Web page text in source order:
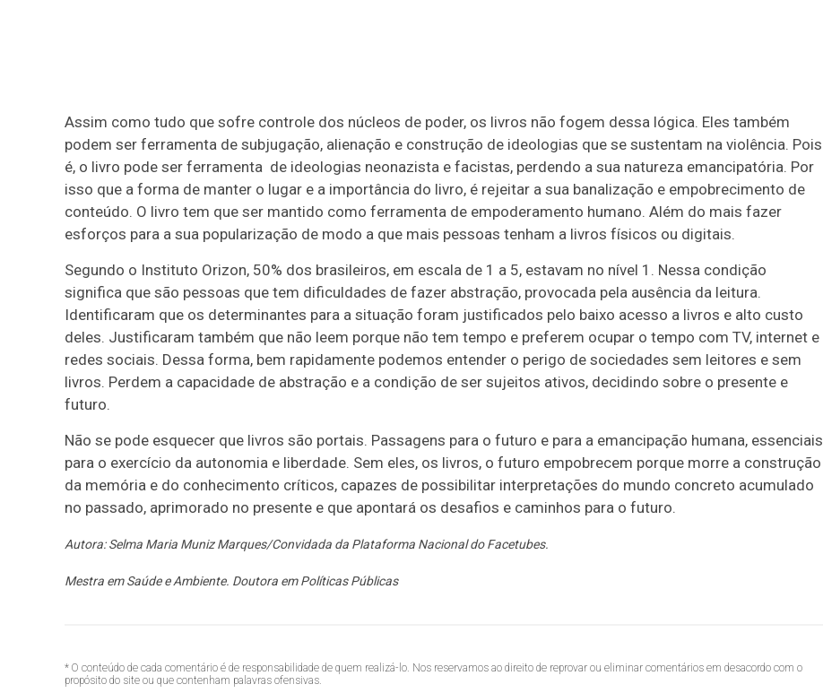
Assim como tudo que sofre controle dos núcleos de poder, os livros não fogem dessa lógica. Eles também
podem ser ferramenta de subjugação, alienação e construção de ideologias que se sustentam na violência. Pois
é, o livro pode ser ferramenta de ideologias neonazista e facistas, perdendo a sua natureza emancipatória. Por
isso que a forma de manter o lugar e a importância do livro, é rejeitar a sua banalização e empobrecimento de
conteúdo. O livro tem que ser mantido como ferramenta de empoderamento humano. Além do mais fazer
esforços para a sua popularização de modo a que mais pessoas tenham a livros físicos ou digitais.
Segundo o Instituto Orizon, 50% dos brasileiros, em escala de 1 a 5, estavam no nível 1. Nessa condição
significa que são pessoas que tem dificuldades de fazer abstração, provocada pela ausência da leitura.
Identificaram que os determinantes para a situação foram justificados pelo baixo acesso a livros e alto custo
deles. Justificaram também que não leem porque não tem tempo e preferem ocupar o tempo com TV, internet e
redes sociais. Dessa forma, bem rapidamente podemos entender o perigo de sociedades sem leitores e sem
livros. Perdem a capacidade de abstração e a condição de ser sujeitos ativos, decidindo sobre o presente e
futuro.
Não se pode esquecer que livros são portais. Passagens para o futuro e para a emancipação humana, essenciais
para o exercício da autonomia e liberdade. Sem eles, os livros, o futuro empobrecem porque morre a construção
da memória e do conhecimento críticos, capazes de possibilitar interpretações do mundo concreto acumulado
no passado, aprimorado no presente e que apontará os desafios e caminhos para o futuro.
Autora: Selma Maria Muniz Marques/Convidada da Plataforma Nacional do Facetubes.
Mestra em Saúde e Ambiente. Doutora em Políticas Públicas
* O conteúdo de cada comentário é de responsabilidade de quem realizá-lo. Nos reservamos ao direito de reprovar ou eliminar comentários em desacordo com o
propósito do site ou que contenham palavras ofensivas.